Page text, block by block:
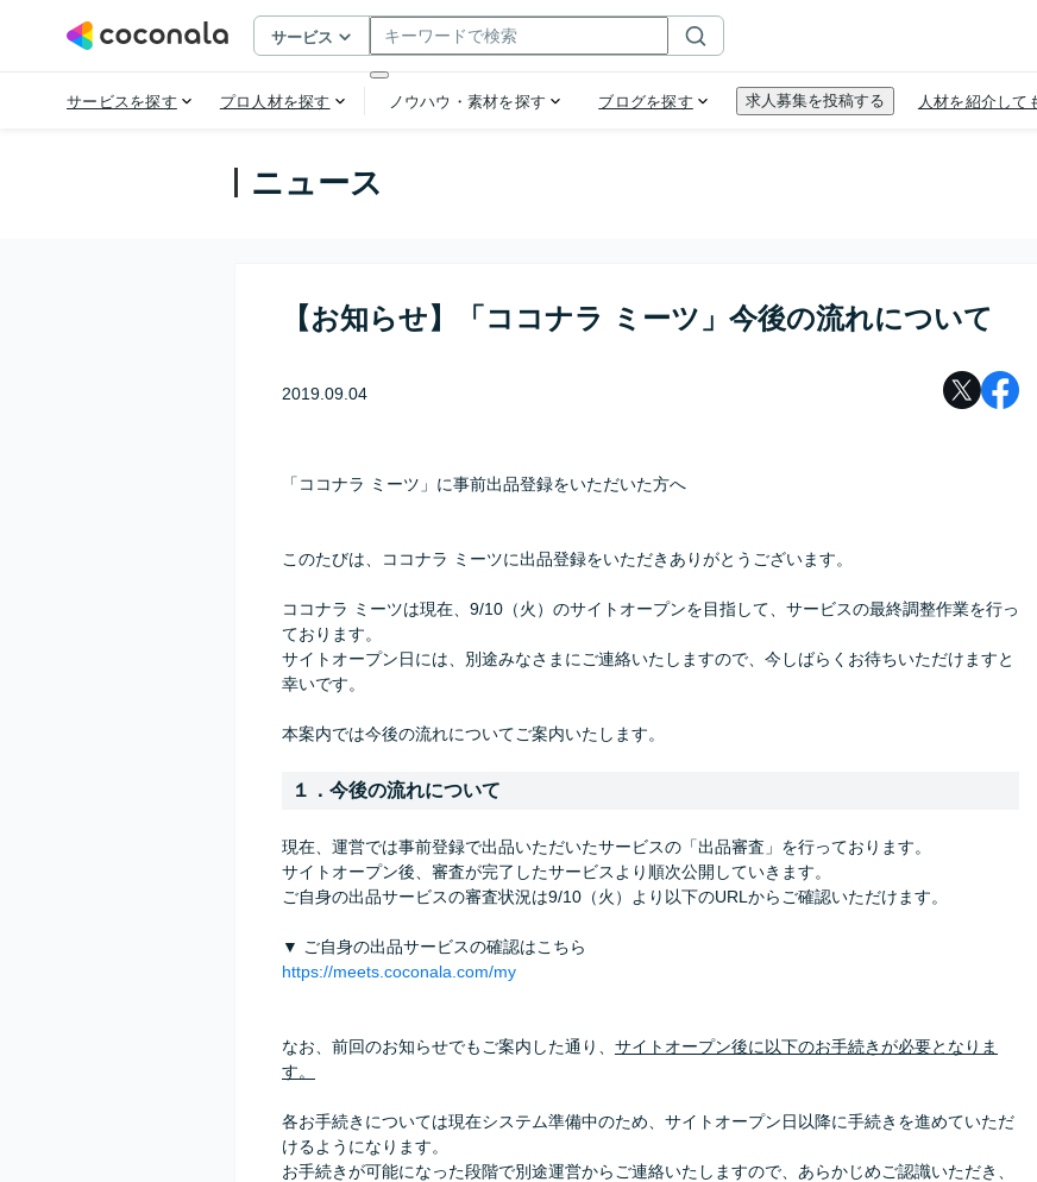
ニュース
【お知らせ】「ココナラ ミーツ」今後の流れについて
2019.09.04
「ココナラ ミーツ」に事前出品登録をいただいた方へ
このたびは、ココナラ ミーツに出品登録をいただきありがとうございます。
ココナラ ミーツは現在、9/10（火）のサイトオープンを目指して、サービスの最終調整作業を行っ
ております。
サイトオープン日には、別途みなさまにご連絡いたしますので、今しばらくお待ちいただけますと
幸いです。
本案内では今後の流れについてご案内いたします。
１．今後の流れについて
現在、運営では事前登録で出品いただいたサービスの「出品審査」を行っております。
サイトオープン後、審査が完了したサービスより順次公開していきます。
ご自身の出品サービスの審査状況は9/10（火）より以下のURLからご確認いただけます。
▼ ご自身の出品サービスの確認はこちら
https://meets.coconala.com/my
なお、前回のお知らせでもご案内した通り、 サイトオープン後に以下のお手続きが必要となりま
す。
各お手続きについては現在システム準備中のため、サイトオープン日以降に手続きを進めていただ
けるようになります。
お手続きが可能になった段階で別途運営からご連絡いたしますので、あらかじめご認識いただき、